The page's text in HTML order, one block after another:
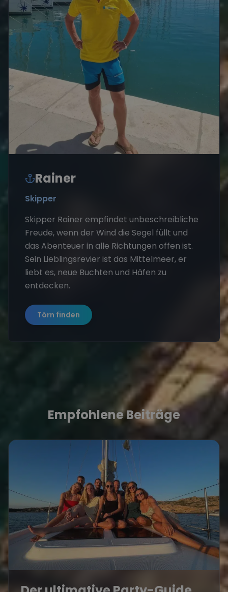
Rainer
Skipper
Skipper Rainer empfindet unbeschreibliche
Freude, wenn der Wind die Segel füllt und
das Abenteuer in alle Richtungen offen ist.
Sein Lieblingsrevier ist das Mittelmeer, er
liebt es, neue Buchten und Häfen zu
entdecken.
Törn finden
Empfohlene Beiträge